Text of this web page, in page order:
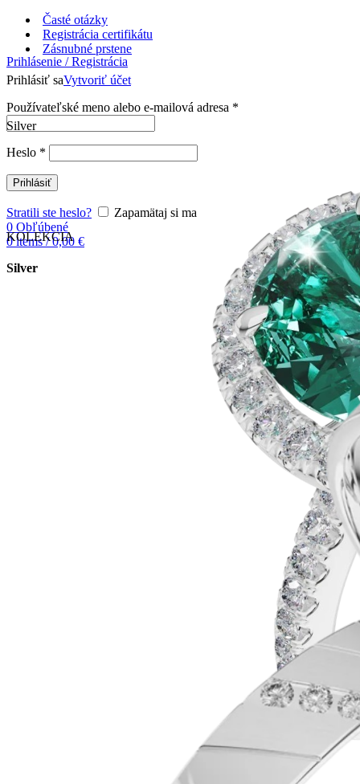
Časté otázky
Registrácia certifikátu
Prihlásenie / Registrácia
Prihlásiť saVytvoriť účet
Používateľské meno alebo e-mailová adresa *
Heslo *
Prihlásiť
Stratili ste heslo?
Zapamätaj si ma
0 Obľúbené
0items / 0,00 €
Zásnubné prstene
Silver
KOLEKCIA
Silver